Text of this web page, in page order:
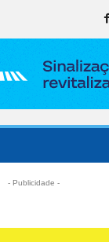
- Publicidade -